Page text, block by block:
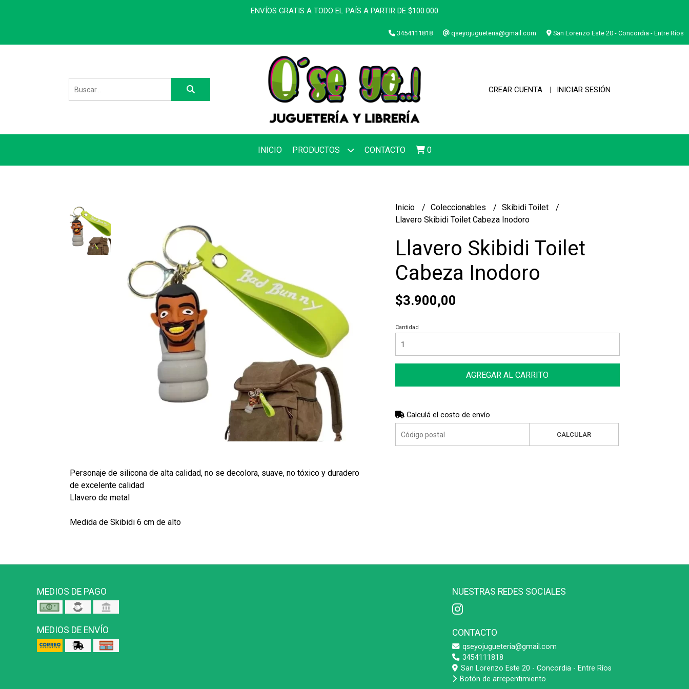
ENVÍOS GRATIS A TODO EL PAÍS A PARTIR DE $100.000
3454111818 qseyojugueteria@gmail.com San Lorenzo Este 20 - Concordia - Entre Ríos
CREAR CUENTA INICIAR SESIÓN
INICIO PRODUCTOS CONTACTO 0
Personaje de silicona de alta calidad, no se decolora, suave, no tóxico y duradero
de excelente calidad
Llavero de metal
Medida de Skibidi 6 cm de alto
Inicio Coleccionables
Skibidi Toilet
Llavero Skibidi Toilet Cabeza Inodoro
Llavero Skibidi Toilet
Cabeza Inodoro
$3.900,00
Cantidad
AGREGAR AL CARRITO
Calculá el costo de envío
CALCULAR
MEDIOS DE PAGO
MEDIOS DE ENVÍO
NUESTRAS REDES SOCIALES
CONTACTO
qseyojugueteria@gmail.com
3454111818
San Lorenzo Este 20 - Concordia - Entre Ríos
Botón de arrepentimiento